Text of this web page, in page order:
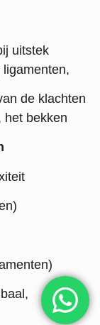
uitstek
de klachten
bekken